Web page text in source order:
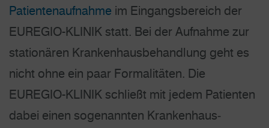
Patientenaufnahme im Eingangsbereich der
EUREGIO-KLINIK statt. Bei der Aufnahme zur
stationären Krankenhaus­behandlung geht es
nicht ohne ein paar Formalitäten. Die
EUREGIO-KLINIK schließt mit jedem Patienten
dabei einen sogenannten Krankenhaus­